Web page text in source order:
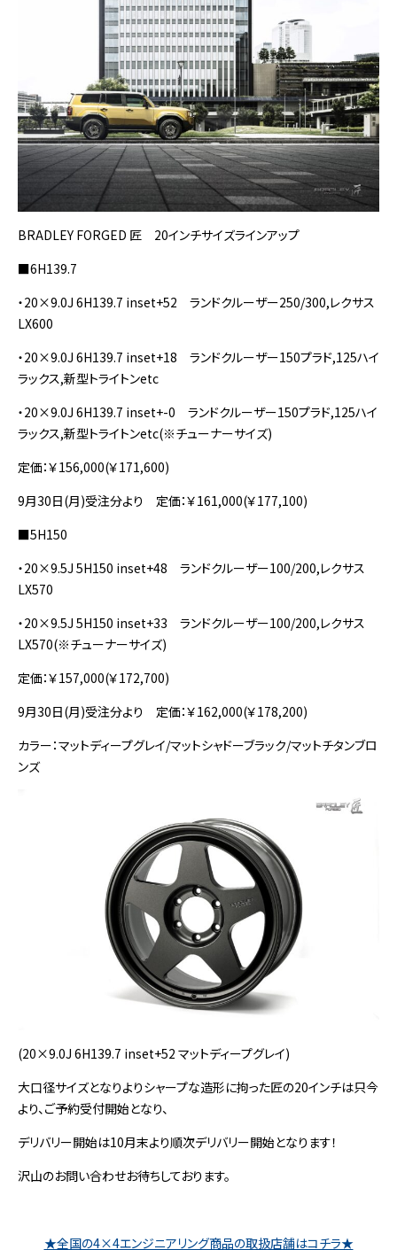
BRADLEY FORGED 匠 20インチサイズラインアップ
■6H139.7
・20×9.0J 6H139.7 inset+52 ランドクルーザー250/300,レクサス
LX600
・20×9.0J 6H139.7 inset+18 ランドクルーザー150プラド,125ハイ
ラックス,新型トライトンetc
・20×9.0J 6H139.7 inset+-0 ランドクルーザー150プラド,125ハイ
ラックス,新型トライトンetc(※チューナーサイズ)
定価：￥156,000(￥171,600)
9月30日(月)受注分より 定価：￥161,000(￥177,100)
■5H150
・20×9.5J 5H150 inset+48 ランドクルーザー100/200,レクサス
LX570
・20×9.5J 5H150 inset+33 ランドクルーザー100/200,レクサス
LX570(※チューナーサイズ)
定価：￥157,000(￥172,700)
9月30日(月)受注分より 定価：￥162,000(￥178,200)
カラー：マットディープグレイ/マットシャドーブラック/マットチタンブロ
ンズ
(20×9.0J 6H139.7 inset+52 マットディープグレイ)
大口径サイズとなりよりシャープな造形に拘った匠の20インチは只今
より、ご予約受付開始となり、
デリバリー開始は10月末より順次デリバリー開始となります！
沢山のお問い合わせお待ちしております。
★全国の4×4エンジニアリング商品の取扱店舗はコチラ★